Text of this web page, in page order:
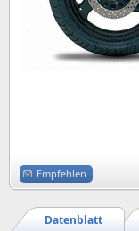
Empfehlen
Datenblatt